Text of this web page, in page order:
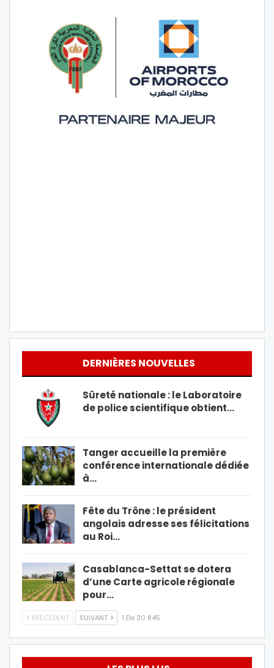
DERNIÈRES NOUVELLES
Sûreté nationale : le Laboratoire
de police scientifique obtient…
Tanger accueille la première
conférence internationale dédiée
à…
Fête du Trône : le président
angolais adresse ses félicitations
au Roi…
Casablanca-Settat se dotera
d’une Carte agricole régionale
pour…
PRÉCÉDENT SUIVANT 1 De 30 845